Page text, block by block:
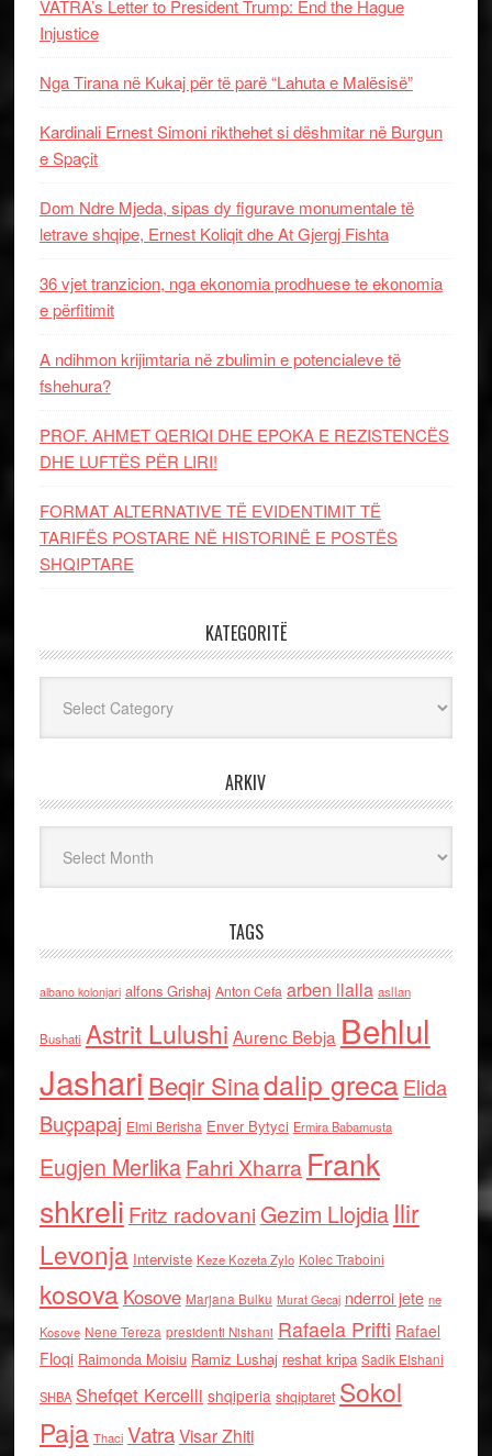
VATRA’s Letter to President Trump: End the Hague
Injustice
Nga Tirana në Kukaj për të parë “Lahuta e Malësisë”
Kardinali Ernest Simoni rikthehet si dëshmitar në Burgun
e Spaçit
Dom Ndre Mjeda, sipas dy figurave monumentale të
letrave shqipe, Ernest Koliqit dhe At Gjergj Fishta
36 vjet tranzicion, nga ekonomia prodhuese te ekonomia
e përfitimit
A ndihmon krijimtaria në zbulimin e potencialeve të
fshehura?
PROF. AHMET QERIQI DHE EPOKA E REZISTENCЁS
DHE LUFTЁS PЁR LIRI!
FORMAT ALTERNATIVE TË EVIDENTIMIT TË
TARIFËS POSTARE NË HISTORINË E POSTËS
SHQIPTARE
KATEGORITË
ARKIV
TAGS
albano kolonjari alfons Grishaj Anton Cefa arben llalla asllan
Bushati Astrit Lulushi Aurenc Bebja Behlul
Jashari Beqir Sinadalip grecaElida
Buçpapaj Elmi Berisha Enver Bytyci Ermira Babamusta
Eugjen MerlikaFahri Xharra Frank
shkreli Fritz radovaniGezim Llojdia Ilir
Levonja Interviste Keze Kozeta Zylo Kolec Traboini
kosova Kosove Marjana Bulku Murat Gecaj nderroi jete ne
Kosove Nene Tereza presidenti Nishani Rafaela Prifti Rafael
Floqi Raimonda Moisiu Ramiz Lushaj reshat kripa Sadik Elshani
SHBA Shefqet Kercelli shqiperia shqiptaret Sokol
Paja Thaci VatraVisar Zhiti